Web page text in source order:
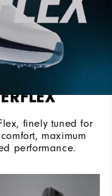
finely tuned for
maximum
performance.